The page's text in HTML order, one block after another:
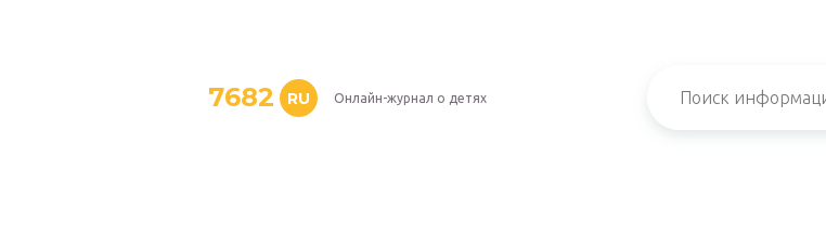
7682 RU Онлайн-журнал о детях